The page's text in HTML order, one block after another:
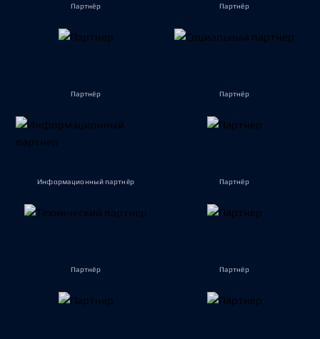
Партнёр Партнёр
Партнёр Партнёр
Информационный партнёр Партнёр
Партнёр Партнёр